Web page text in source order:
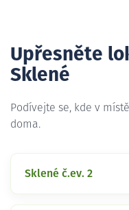
Upřesněte
Sklené
Podívejte se, kde v
doma.
Sklené č.ev. 2